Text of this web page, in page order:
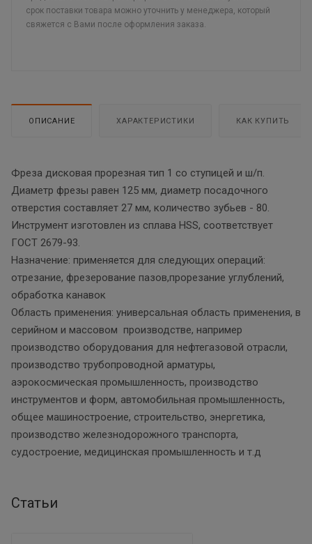
срок поставки товара можно уточнить у менеджера, который
свяжется с Вами после оформления заказа.
ОПИСАНИЕ ХАРАКТЕРИСТИКИ КАК КУПИТЬ
Фреза дисковая прорезная тип 1 со ступицей и ш/п.
Диаметр фрезы равен 125 мм, диаметр посадочного
отверстия составляет 27 мм, количество зубьев - 80.
Инструмент изготовлен из сплава HSS, соответствует
ГОСТ 2679-93.
Назначение: применяется для следующих операций:
отрезание, фрезерование пазов,прорезание углублений,
обработка канавок
Область применения: универсальная область применения, в
серийном и массовом производстве, например
производство оборудования для нефтегазовой отрасли,
производство трубопроводной арматуры,
аэрокосмическая промышленность, производство
инструментов и форм, автомобильная промышленность,
общее машиностроение, строительство, энергетика,
производство железнодорожного транспорта,
судостроение, медицинская промышленность и т.д
Статьи